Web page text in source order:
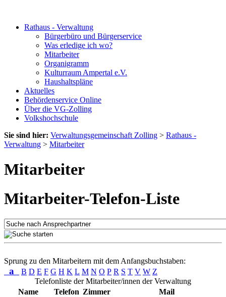
Rathaus - Verwaltung
Bürgerbüro und Bürgerservice
Was erledige ich wo?
Mitarbeiter
Organigramm
Kulturraum Ampertal e.V.
Haushaltspläne
Aktuelles
Behördenservice Online
Über die VG-Zolling
Volkshochschule
Sie sind hier: Verwaltungsgemeinschaft Zolling > Rathaus -
Verwaltung > Mitarbeiter
Mitarbeiter
Mitarbeiter-Telefon-Liste
Sprung zu den Mitarbeitern mit dem Anfangsbuchstaben:
a B D E F G H K L M N O P R S T V W Z
Telefonliste der Mitarbeiter/innen der Verwaltung
Name
Telefon Zimmer
Mail